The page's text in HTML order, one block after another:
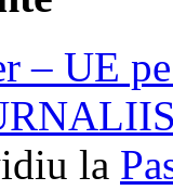
– UE
la